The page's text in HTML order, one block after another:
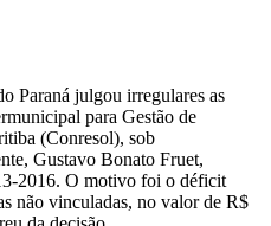
Paraná julgou irregulares as
para Gestão de
(Conresol), sob
Gustavo Bonato Fruet,
2016. O motivo foi o déficit
não vinculadas, no valor de R$